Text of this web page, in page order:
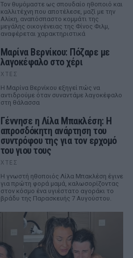
Τον θυμόμαστε ως σπουδαίο ηθοποιό και
καλλιτέχνη που αποτέλεσε, μαζί με την
Αλίκη, αναπόσπαστο κομμάτι της
μεγάλης οικογένειας της Φίνος Φιλμ,
αναφέρεται χαρακτηριστικά
Μαρίνα Βερνίκου: Πόζαρε με
λαγοκέφαλο στο χέρι
ΧΤΕΣ
Η Μαρίνα Βερνίκου εξηγεί πώς να
αντιδρούμε όταν συναντάμε λαγοκέφαλο
στη θάλασσα
Γέννησε η Λίλα Μπακλέση: Η
απροσδόκητη ανάρτηση του
συντρόφου της για τον ερχομό
του γιου τους
ΧΤΕΣ
Η γνωστή ηθοποιός Λίλα Μπακλέση έγινε
για πρώτη φορά μαμά, καλωσορίζοντας
στον κόσμο ένα υγιέστατο αγοράκι το
βράδυ της Παρασκευής 7 Αυγούστου.